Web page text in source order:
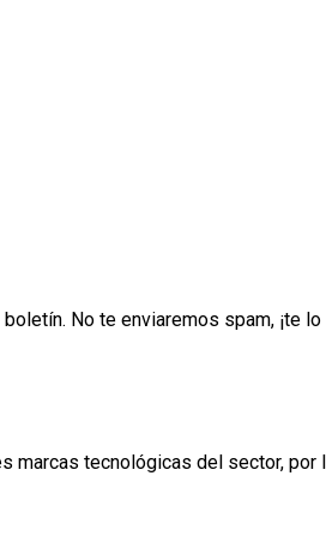
No te enviaremos spam, ¡te
tecnológicas del sector,